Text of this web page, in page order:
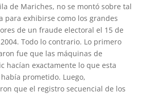
de Mariches, no se montó sobre tal
para exhibirse como los grandes
de un fraude electoral el 15 de
Todo lo contrario. Lo primero
fue que las máquinas de
hacían exactamente lo que esta
prometido. Luego,
que el registro secuencial de los